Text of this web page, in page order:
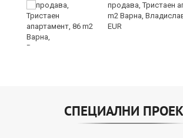
продава, Тристаен
m2 Варна,
EUR
СПЕЦИАЛНИ